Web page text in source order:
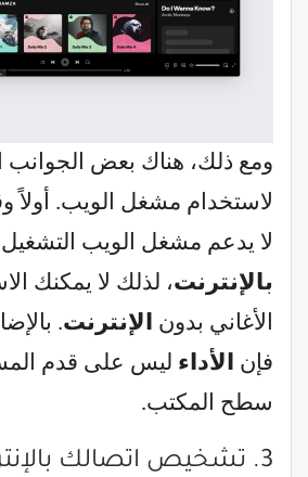
ومع ذلك، هناك بعض الجوانب
لاستخدام مشغل الويب.
لا يدعم مشغل الويب التشغيل
بالإنترنت، لذلك لا يمكنك
الأغاني بدون
الإنترنت.
فإن
الأداء ليس على قدم
سطح المكتب.
3. تشخيص اتصالك بالإنترنت